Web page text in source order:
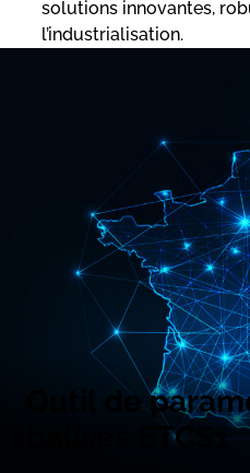
solutions innovantes,
l’industrialisation.
Outil de
balises ETCS1